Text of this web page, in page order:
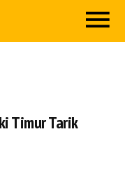
Timur Tarik